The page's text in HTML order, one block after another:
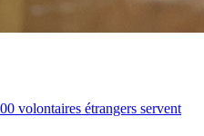
volontaires étrangers servent